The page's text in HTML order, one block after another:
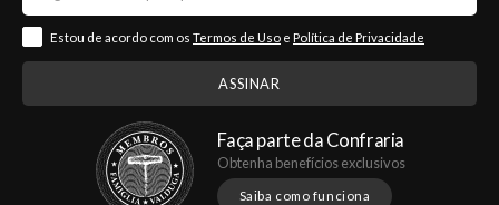
Estou de acordo com os Termos de Uso e Política de Privacidade
Faça parte da Confraria
Obtenha benefícios exclusivos
Saiba como funciona